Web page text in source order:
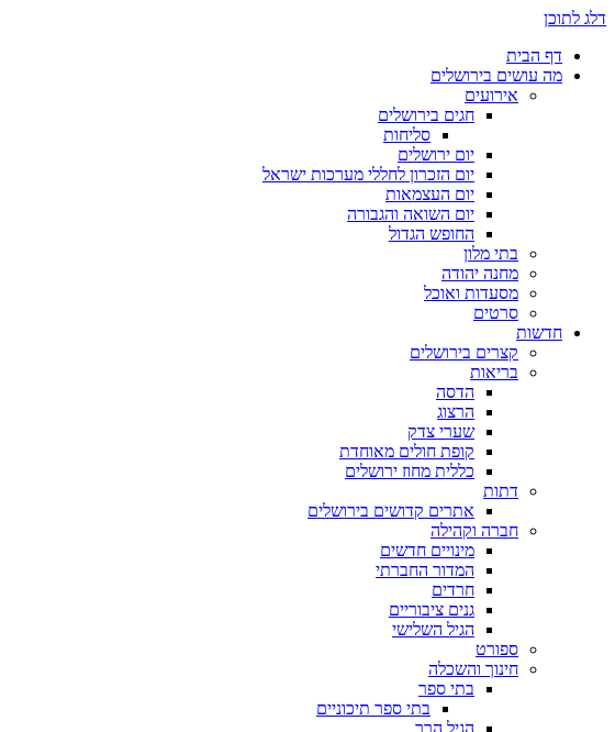
דלג לתוכן
דף הבית
מה עושים בירושלים
אירועים
חגים בירושלים
סליחות
יום ירושלים
יום הזכרון לחללי מערכות ישראל
יום העצמאות
יום השואה והגבורה
החופש הגדול
בתי מלון
מחנה יהודה
מסעדות ואוכל
סרטים
חדשות
קצרים בירושלים
בריאות
הדסה
הרצוג
שערי צדק
קופת חולים מאוחדת
כללית מחוז ירושלים
דתות
אתרים קדושים בירושלים
חברה וקהילה
מינויים חדשים
המדור החברתי
חרדים
גנים ציבוריים
הגיל השלישי
ספורט
חינוך והשכלה
בתי ספר
בתי ספר תיכוניים
הגיל הרך